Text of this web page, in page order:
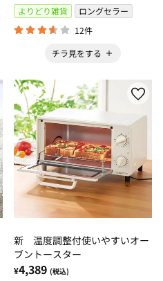
よりどり雑貨
ロングセラー
12件
チラ見をする
新 温度調整付使いやすいオー
ブントースター
¥4,389 (税込)